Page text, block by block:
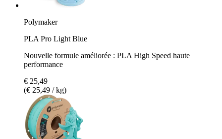
Polymaker
PLA Pro Light Blue
Nouvelle formule améliorée : PLA High Speed haute
performance
€ 25,49
(€ 25,49 / kg)